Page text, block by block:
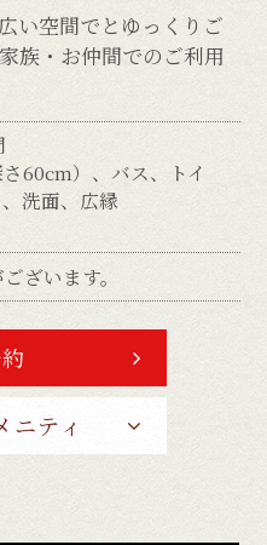
い空間でとゆっくりご
族・お仲間でのご利用
60cm）、バス、トイ
洗面、広縁
ざいます。
ニティ